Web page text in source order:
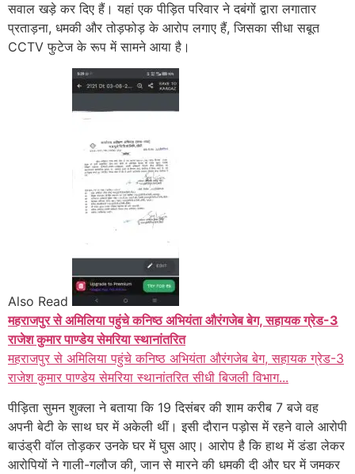
सवाल खड़े कर दिए हैं। यहां एक पीड़ित परिवार ने दबंगों द्वारा लगातार
प्रताड़ना, धमकी और तोड़फोड़ के आरोप लगाए हैं, जिसका सीधा सबूत
CCTV फुटेज के रूप में सामने आया है।
Also Read
महराजपुर से अमिलिया पहुंचे कनिष्ठ अभियंता औरंगजेब बेग, सहायक ग्रेड-3
राजेश कुमार पाण्डेय सेमरिया स्थानांतरित
महराजपुर से अमिलिया पहुंचे कनिष्ठ अभियंता औरंगजेब बेग, सहायक ग्रेड-3
राजेश कुमार पाण्डेय सेमरिया स्थानांतरित सीधी बिजली विभाग...
पीड़िता सुमन शुक्ला ने बताया कि 19 दिसंबर की शाम करीब 7 बजे वह
अपनी बेटी के साथ घर में अकेली थीं। इसी दौरान पड़ोस में रहने वाले आरोपी
बाउंड्री वॉल तोड़कर उनके घर में घुस आए। आरोप है कि हाथ में डंडा लेकर
आरोपियों ने गाली-गलौज की, जान से मारने की धमकी दी और घर में जमकर